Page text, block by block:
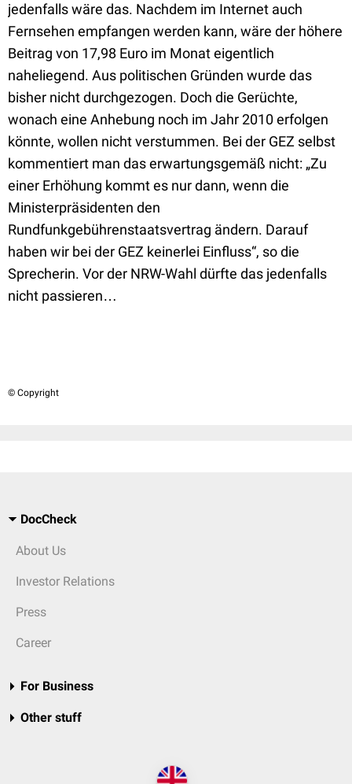
jedenfalls wäre das. Nachdem im Internet auch
Fernsehen empfangen werden kann, wäre der höhere
Beitrag von 17,98 Euro im Monat eigentlich
naheliegend. Aus politischen Gründen wurde das
bisher nicht durchgezogen. Doch die Gerüchte,
wonach eine Anhebung noch im Jahr 2010 erfolgen
könnte, wollen nicht verstummen. Bei der GEZ selbst
kommentiert man das erwartungsgemäß nicht: „Zu
einer Erhöhung kommt es nur dann, wenn die
Ministerpräsidenten den
Rundfunkgebührenstaatsvertrag ändern. Darauf
haben wir bei der GEZ keinerlei Einfluss“, so die
Sprecherin. Vor der NRW-Wahl dürfte das jedenfalls
nicht passieren…
© Copyright
DocCheck
About Us
Investor Relations
Press
Career
For Business
Other stuff